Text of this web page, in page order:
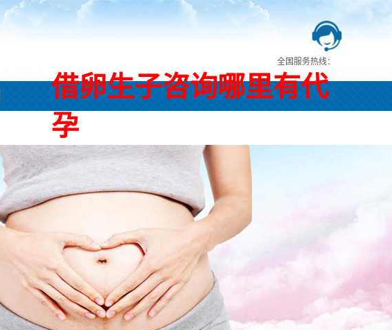
全国服务热线：
借卵生子咨询哪里有代
孕